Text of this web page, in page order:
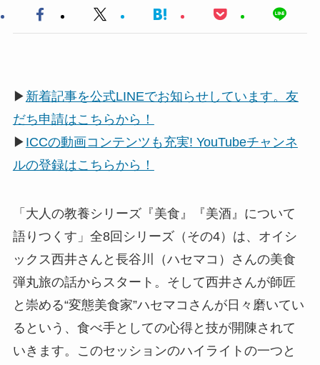
▶ 新着記事を公式LINEでお知らせしています。友
だち申請はこちらから！
▶ ICCの動画コンテンツも充実! YouTubeチャンネ
ルの登録はこちらから！
「大人の教養シリーズ『美食』『美酒』について
語りつくす」全8回シリーズ（その4）は、オイシ
ックス西井さんと長谷川（ハセマコ）さんの美食
弾丸旅の話からスタート。そして西井さんが師匠
と崇める“変態美食家”ハセマコさんが日々磨いてい
るという、食べ手としての心得と技が開陳されて
いきます。このセッションのハイライトの一つと